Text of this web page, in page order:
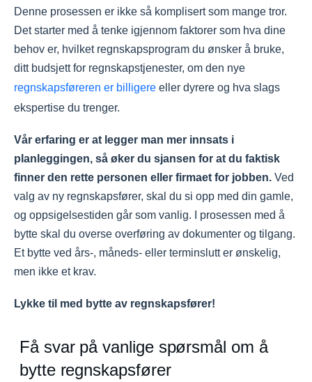
Denne prosessen er ikke så komplisert som mange tror.
Det starter med å tenke igjennom faktorer som hva dine
behov er, hvilket regnskapsprogram du ønsker å bruke,
ditt budsjett for regnskapstjenester, om den nye
regnskapsføreren er billigere eller dyrere og hva slags
ekspertise du trenger.
Vår erfaring er at legger man mer innsats i
planleggingen, så øker du sjansen for at du faktisk
finner den rette personen eller firmaet for jobben. Ved
valg av ny regnskapsfører, skal du si opp med din gamle,
og oppsigelsestiden går som vanlig. I prosessen med å
bytte skal du overse overføring av dokumenter og tilgang.
Et bytte ved års-, måneds- eller terminslutt er ønskelig,
men ikke et krav.
Lykke til med bytte av regnskapsfører!
Få svar på vanlige spørsmål om å
bytte regnskapsfører